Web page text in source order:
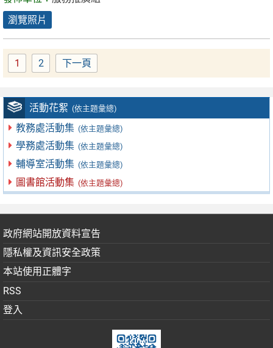
活動花絮 (依主題彙總)
教務處活動集 (依主題彙總)
學務處活動集 (依主題彙總)
輔導室活動集 (依主題彙總)
圖書館活動集 (依主題彙總)
瀏覽照片
Page
1 Page
2 下一頁
政府網站開放資料宣告
隱私權及資訊安全政策
本站使用正體字
RSS
登入